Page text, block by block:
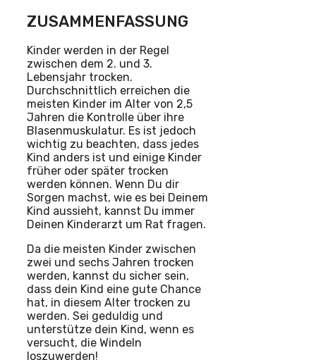
ZUSAMMENFASSUNG
Kinder werden in der Regel
zwischen dem 2. und 3.
Lebensjahr trocken.
Durchschnittlich erreichen die
meisten Kinder im Alter von 2,5
Jahren die Kontrolle über ihre
Blasenmuskulatur. Es ist jedoch
wichtig zu beachten, dass jedes
Kind anders ist und einige Kinder
früher oder später trocken
werden können. Wenn Du dir
Sorgen machst, wie es bei Deinem
Kind aussieht, kannst Du immer
Deinen Kinderarzt um Rat fragen.
Da die meisten Kinder zwischen
zwei und sechs Jahren trocken
werden, kannst du sicher sein,
dass dein Kind eine gute Chance
hat, in diesem Alter trocken zu
werden. Sei geduldig und
unterstütze dein Kind, wenn es
versucht, die Windeln
loszuwerden!